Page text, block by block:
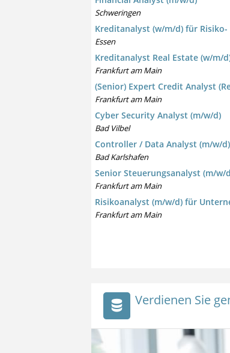
Schweringen
Kreditanalyst (w/m/d) für
Essen
Kreditanalyst Real Estate (w/m/
Frankfurt am Main
(Senior) Expert Credit Analyst
Frankfurt am Main
Cyber Security Analyst (m/w/d)
Bad Vilbel
Controller / Data Analyst (m/w/d)
Bad Karlshafen
Senior Steuerungsanalyst (m/w/
Frankfurt am Main
Risikoanalyst (m/w/d) für
Frankfurt am Main
Verdienen Sie